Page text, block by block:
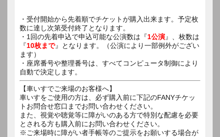
・受付開始から先着順でチケットが購入出来ます。予定枚
数に達し次第受付終了となります。
・1回の先着申込で申込可能な公演数は『1公演』、枚数は
『10枚まで』となります。（公演により一部例外がござい
ます）
・座席番号や整理番号は、すべてコンピュータ制御により
自動で決定します。
【車いすでご来場のお客様へ】
車いすをご使用の方は、必ず購入前に下記のFANYチケッ
トお問合せ窓口までお問い合わせください。
また、視覚や聴覚等に障がいのある方で特別な配慮を必要
とされる方も購入前にお問い合わせください。
※ご来場時に障がい者手帳等のご提示をお願いする場合が